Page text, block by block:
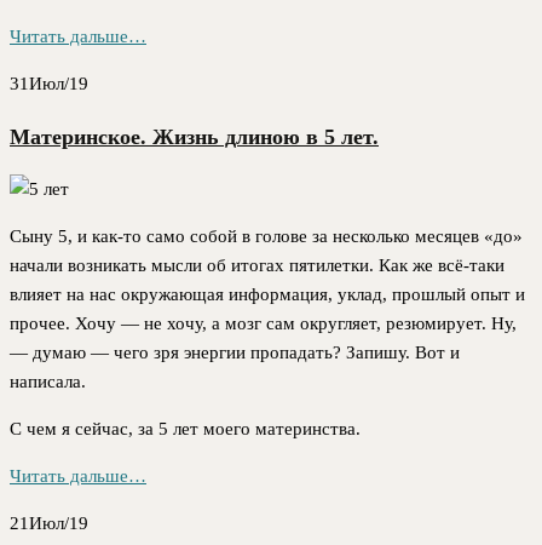
Читать дальше…
31Июл/19
Материнское. Жизнь длиною в 5 лет.
Сыну 5, и как-то само собой в голове за несколько месяцев «до»
начали возникать мысли об итогах пятилетки. Как же всё-таки
влияет на нас окружающая информация, уклад, прошлый опыт и
прочее. Хочу — не хочу, а мозг сам округляет, резюмирует. Ну,
— думаю — чего зря энергии пропадать? Запишу. Вот и
написала.
С чем я сейчас, за 5 лет моего материнства.
Читать дальше…
21Июл/19